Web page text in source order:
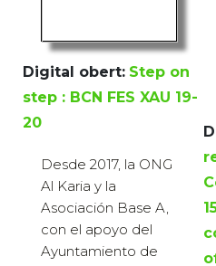
Digital obert: Step on
step : BCN FES XAU 19-
20
Desde 2017, la ONG
Al Karia y la
Asociación Base A,
con el apoyo del
Ayuntamiento de